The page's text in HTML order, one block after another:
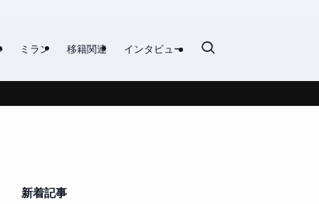
ミラン 移籍関連 インタビュー
新着記事